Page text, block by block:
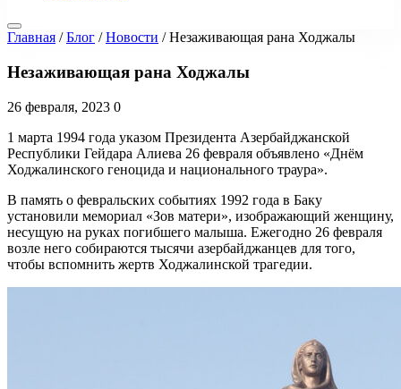
Главная /Блог /Новости /Незаживающая рана Ходжалы
Незаживающая рана Ходжалы
26 февраля, 2023 0
1 марта 1994 года указом Президента Азербайджанской
Республики Гейдара Алиева 26 февраля объявлено «Днём
Ходжалинского геноцида и национального траура».
В память о февральских событиях 1992 года в Баку
установили мемориал «Зов матери», изображающий женщину,
несущую на руках погибшего малыша. Ежегодно 26 февраля
возле него собираются тысячи азербайджанцев для того,
чтобы вспомнить жертв Ходжалинской трагедии.